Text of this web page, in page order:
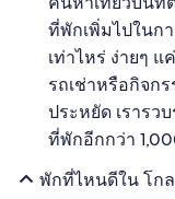
ที่พักเพิ่มไปในก
เท่าไหร่ ง่ายๆ
รถเช่าหรือกิจก
ประหยัด เรารว
ที่พักอีกกว่า
พักที่ไหนดีใน โก